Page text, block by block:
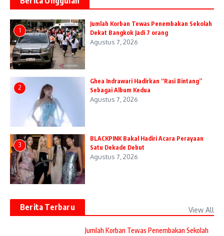
1
Jumlah Korban Tewas Penembakan Sekolah
Dekat Bangkok Jadi 7 orang
Agustus 7, 2026
2
Ghea Indrawari Hadirkan “Rasi Bintang”
Sebagai Album Kedua
Agustus 7, 2026
3
BLACKPINK Bakal Hadiri Acara Perayaan
Satu Dekade Debut
Agustus 7, 2026
Berita Terbaru View All
Jumlah Korban Tewas Penembakan Sekolah